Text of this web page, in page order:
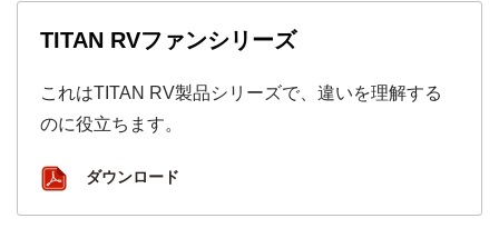
TITAN RVファンシリーズ
これはTITAN RV製品シリーズで、違いを理解する
のに役立ちます。
ダウンロード